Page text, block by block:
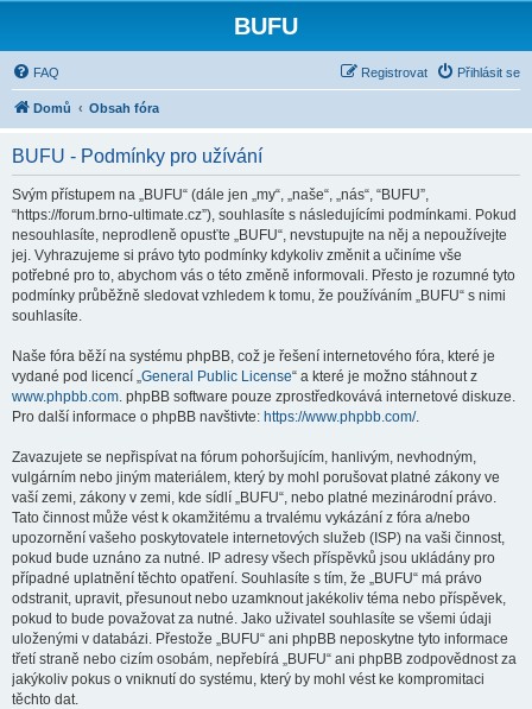
BUFU
FAQ Přihlásit se
Registrovat
Domů Obsah fóra
BUFU - Podmínky pro užívání
Svým přístupem na „BUFU“ (dále jen „my“, „naše“, „nás“, “BUFU”,
“https://forum.brno-ultimate.cz”), souhlasíte s následujícími podmínkami. Pokud
nesouhlasíte, neprodleně opusťte „BUFU“, nevstupujte na něj a nepoužívejte
jej. Vyhrazujeme si právo tyto podmínky kdykoliv změnit a učiníme vše
potřebné pro to, abychom vás o této změně informovali. Přesto je rozumné tyto
podmínky průběžně sledovat vzhledem k tomu, že používáním „BUFU“ s nimi
souhlasíte.
Naše fóra běží na systému phpBB, což je řešení internetového fóra, které je
vydané pod licencí „General Public License“ a které je možno stáhnout z
www.phpbb.com. phpBB software pouze zprostředkovává internetové diskuze.
Pro další informace o phpBB navštivte: https://www.phpbb.com/.
Zavazujete se nepřispívat na fórum pohoršujícím, hanlivým, nevhodným,
vulgárním nebo jiným materiálem, který by mohl porušovat platné zákony ve
vaší zemi, zákony v zemi, kde sídlí „BUFU“, nebo platné mezinárodní právo.
Tato činnost může vést k okamžitému a trvalému vykázání z fóra a/nebo
upozornění vašeho poskytovatele internetových služeb (ISP) na vaši činnost,
pokud bude uznáno za nutné. IP adresy všech příspěvků jsou ukládány pro
případné uplatnění těchto opatření. Souhlasíte s tím, že „BUFU“ má právo
odstranit, upravit, přesunout nebo uzamknout jakékoliv téma nebo příspěvek,
pokud to bude považovat za nutné. Jako uživatel souhlasíte se všemi údaji
uloženými v databázi. Přestože „BUFU“ ani phpBB neposkytne tyto informace
třetí straně nebo cizím osobám, nepřebírá „BUFU“ ani phpBB zodpovědnost za
jakýkoliv pokus o vniknutí do systému, který by mohl vést ke kompromitaci
těchto dat.